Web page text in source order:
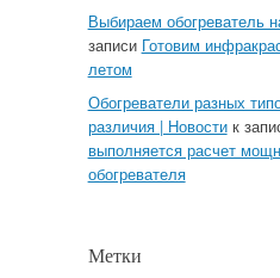
Выбираем обогреватель
записи Готовим
летом
Обогреватели разных
различия | Новостик
выполняется расчет
обогревателя
Метки